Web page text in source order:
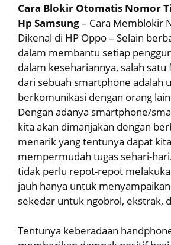
Cara Blokir Otomatis Nomor
Hp Samsung– Cara Memblokir
Dikenal di HP Oppo – Selain
dalam membantu setiap
dalam kesehariannya, salah
dari sebuah smartphone adalah
berkomunikasi dengan orang
Dengan adanya smartphone/
kita akan dimanjakan dengan
menarik yang tentunya dapat
mempermudah tugas sehari-
tidak perlu repot-repot
jauh hanya untuk
sekedar untuk ngobrol, ekstrak,
Tentunya keberadaan